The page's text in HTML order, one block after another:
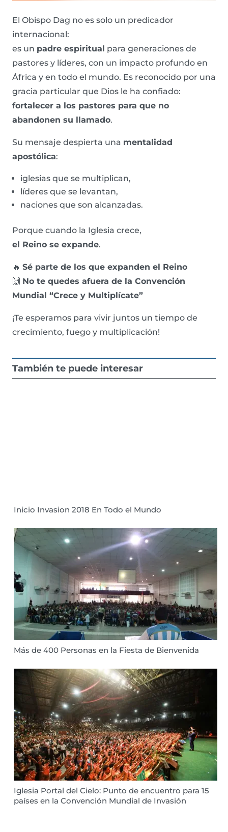
El Obispo Dag no es solo un predicador
internacional:
es un padre espiritual para generaciones de
pastores y líderes, con un impacto profundo en
África y en todo el mundo. Es reconocido por una
gracia particular que Dios le ha confiado:
fortalecer a los pastores para que no
abandonen su llamado.
Su mensaje despierta una mentalidad
apostólica:
iglesias que se multiplican,
líderes que se levantan,
naciones que son alcanzadas.
Porque cuando la Iglesia crece,
el Reino se expande.
🔥 Sé parte de los que expanden el Reino
🙌 No te quedes afuera de la Convención
Mundial “Crece y Multiplícate”
¡Te esperamos para vivir juntos un tiempo de
crecimiento, fuego y multiplicación!
También te puede interesar
Inicio Invasion 2018 En Todo el Mundo
Más de 400 Personas en la Fiesta de Bienvenida
Iglesia Portal del Cielo: Punto de encuentro para 15
países en la Convención Mundial de Invasión